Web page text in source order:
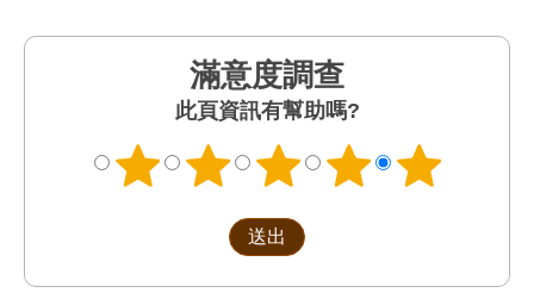
滿意度調查
此頁資訊有幫助嗎?